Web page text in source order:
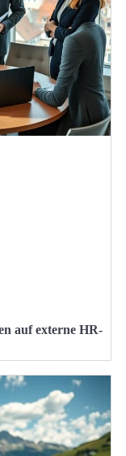
auf externe HR-